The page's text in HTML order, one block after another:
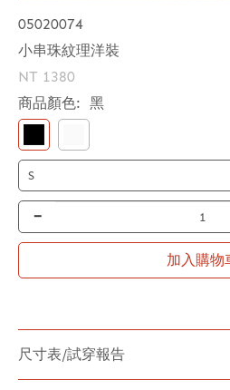
05020074
小串珠紋理洋裝
NT 1380
商品顏色: 黑
-
加入購物
尺寸表/試穿報告